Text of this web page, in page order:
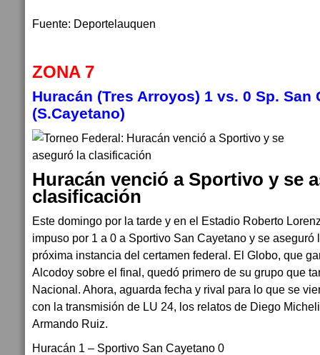
Fuente: Deportelauquen
ZONA 7
Huracán (Tres Arroyos) 1 vs. 0 Sp. San
(S.Cayetano)
Huracán venció a Sportivo y se
clasificación
Este domingo por la tarde y en el Estadio Roberto
impuso por 1 a 0 a Sportivo San Cayetano y se aseguró
próxima instancia del certamen federal. El Globo, que
Alcodoy sobre el final, quedó primero de su grupo que
Nacional. Ahora, aguarda fecha y rival para lo que se
con la transmisión de LU 24, los relatos de Diego
Armando Ruiz.
Huracán 1 – Sportivo San Cayetano 0